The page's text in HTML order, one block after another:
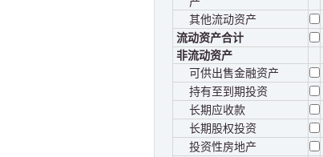
其他流动资产
流动资产合计
非流动资产
可供出售金融资产
持有至到期投资
长期应收款
长期股权投资
投资性房地产